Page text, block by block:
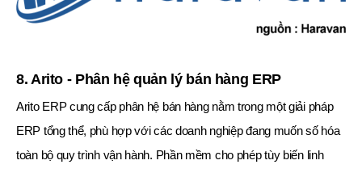
8. Arito - Phân hệ quản lý bán hàng ERP
Arito ERP cung cấp phân hệ bán hàng nằm trong một giải pháp
ERP tổng thể, phù hợp với các doanh nghiệp đang muốn số hóa
toàn bộ quy trình vận hành. Phần mềm cho phép tùy biến linh